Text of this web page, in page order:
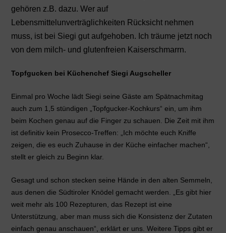
gehören z.B. dazu. Wer auf
Lebensmittelunverträglichkeiten Rücksicht nehmen
muss, ist bei Siegi gut aufgehoben. Ich träume jetzt noch
von dem milch- und glutenfreien Kaiserschmarrn.
Topfgucken bei Küchenchef Siegi Augscheller
Einmal pro Woche lädt Siegi seine Gäste am Spätnachmitag
auch zum 1,5 stündigen „Topfgucker-Kochkurs“ ein, um ihm
beim Kochen genau auf die Finger zu schauen. Die Zeit mit ihm
ist definitiv kein Prosecco-Treffen: „Ich möchte euch Kniffe
zeigen, die es euch Zuhause in der Küche einfacher machen“,
stellt er gleich zu Beginn klar.
Gesagt und schon stecken seine Hände in den alten Semmeln,
aus denen die Südtiroler Knödel gemacht werden. „Es gibt hier
weit mehr als 100 Rezepturen, das Rezept ist eine
Unterstützung, aber man muss sich die Konsistenz der Zutaten
einfach genau anschauen“, erklärt er uns. Weitere Tipps gibt er